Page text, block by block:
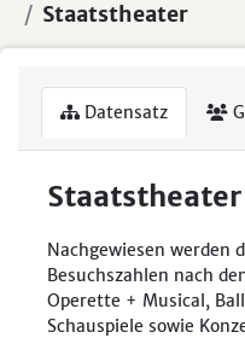
Staatstheater
Datensatz
Staatstheater
Nachgewiesen werden
Besuchszahlen nach
Operette + Musical,
Schauspiele sowie